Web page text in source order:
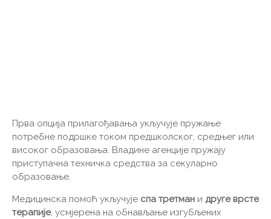
Прва опција прилагођавања укључује пружање
потребне подршке током предшколског, средњег или
високог образовања. Владине агенције пружају
приступачна техничка средства за секуларно
образовање.
Медицинска помоћ укључује спа третман и друге врсте
терапије, усмјерена на обнављање изгубљених